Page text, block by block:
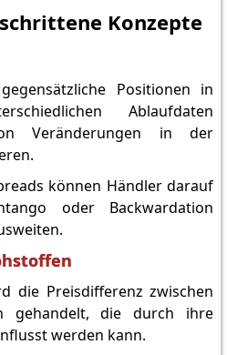
Konzepte
Positionen in
Ablaufdaten
Veränderungen in der
können Händler darauf
oder Backwardation
die Preisdifferenz zwischen
gehandelt, die durch ihre
werden kann.